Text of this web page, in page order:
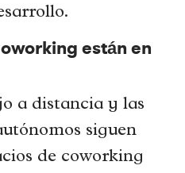
están en
a distancia y las
siguen
de coworking